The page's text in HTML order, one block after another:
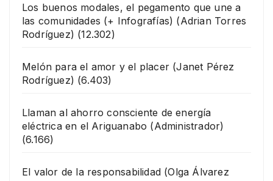
Los buenos modales, el pegamento que une a
las comunidades (+ Infografías) (Adrian Torres
Rodríguez) (12.302)
Melón para el amor y el placer (Janet Pérez
Rodríguez) (6.403)
Llaman al ahorro consciente de energía
eléctrica en el Ariguanabo (Administrador)
(6.166)
El valor de la responsabilidad (Olga Álvarez